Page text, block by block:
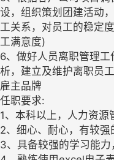
设，组织策划团建活动
工关系，对员工的稳定
工满意度)
6、做好人员离职管理
析，建立及维护离职员
雇主品牌
任职要求:
1、本科以上，人力资源
2、细心、耐心，有较强
3、具备较强的学习能力